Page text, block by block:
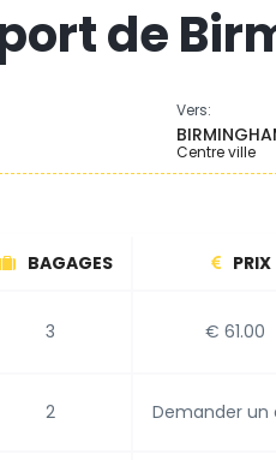
de
Vers:
Centre ville
BAGAGES PRIX
3 € 61.00
2 Demander un